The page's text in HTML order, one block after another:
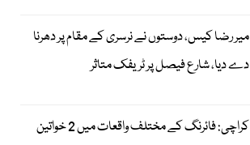
میر رضا کیس، دوستوں نے نرسری کے مقام پر دھرنا
دے دیا، شارع فیصل پر ٹریفک متاثر
کراچی: فائرنگ کے مختلف واقعات میں 2 خواتین